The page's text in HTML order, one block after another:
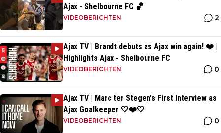
Ajax - Shelbourne FC 🏀
VIDEOBERICHTEN 2
Ajax TV | Brandt debuts as Ajax win again! ❤️ |
Highlights Ajax - Shelbourne FC
VIDEOBERICHTEN 0
Ajax TV | Marc ter Stegen's First Interview as
Ajax Goalkeeper 🤍❤️🤍
VIDEOBERICHTEN 0